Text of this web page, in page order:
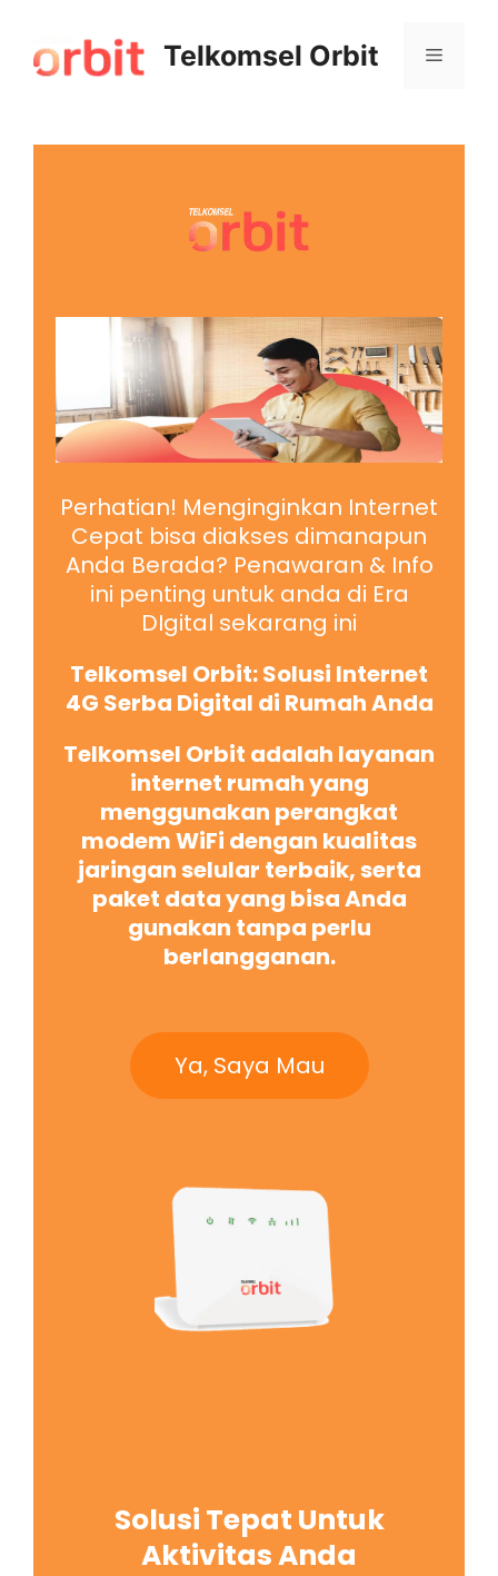
Telkomsel Orbit
Perhatian! Menginginkan Internet
Cepat bisa diakses dimanapun
Anda Berada? Penawaran & Info
ini penting untuk anda di Era
DIgital sekarang ini
Telkomsel Orbit: Solusi Internet
4G Serba Digital di Rumah Anda
Telkomsel Orbit adalah layanan
internet rumah yang
menggunakan perangkat
modem WiFi dengan kualitas
jaringan selular terbaik, serta
paket data yang bisa Anda
gunakan tanpa perlu
berlangganan.
Ya, Saya Mau
Solusi Tepat Untuk
Aktivitas Anda